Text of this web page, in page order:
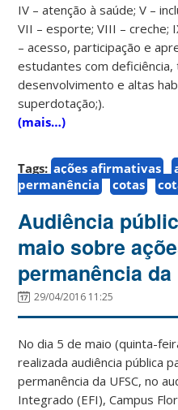
IV – atenção à saúde; V –
VII – esporte; VIII – creche;
– acesso, participação e
estudantes com
desenvolvimento e altas
superdotação;).
(mais…)
Tags: ações afirmativas
permanência
cotas
Audiência
maio sobre
permanência da
29/04/2016 11:25
No dia 5 de maio (quinta-
realizada audiência pública
permanência da UFSC, no
Integrado (EFI), Campus